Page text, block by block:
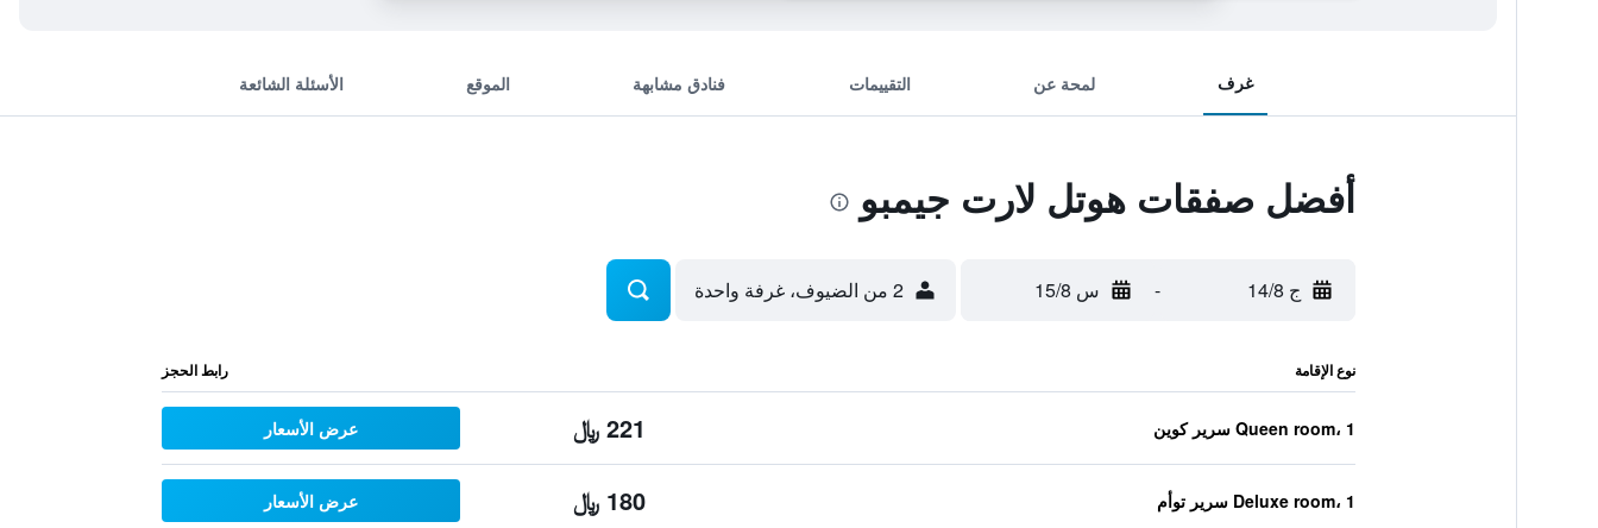
غرف لمحة عن التقييمات فنادق مشابهة الموقع الأسئلة الشائعة
أفضل صفقات هوتل لارت جيمبو
ج 14/8 - س 15/8 2 من الضيوف، غرفة واحدة
نوع الإقامة رابط الحجز
Queen room، 1 سرير كوين 221 ﷼ عرض الأسعار
Deluxe room، 1 سرير توأم 180 ﷼ عرض الأسعار